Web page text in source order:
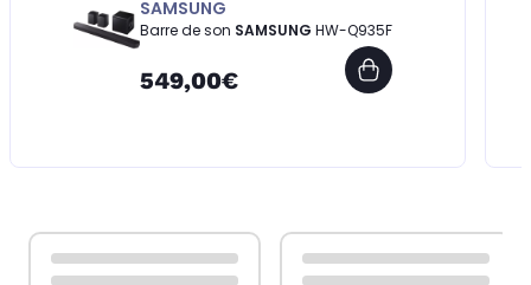
SAMSUNG
Barre de son SAMSUNG HW-Q935F
549,00€